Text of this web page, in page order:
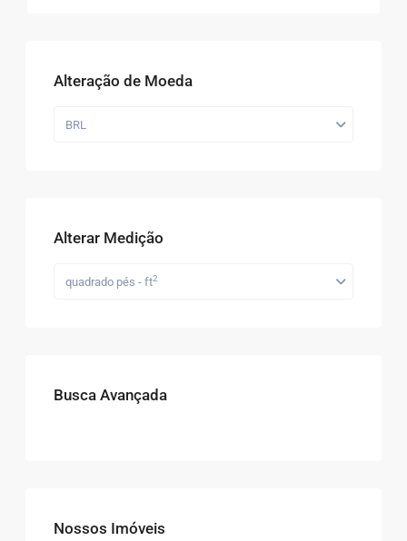
Alteração de Moeda
BRL
Alterar Medição
quadrado pés - ft2
Busca Avançada
Nossos Imóveis